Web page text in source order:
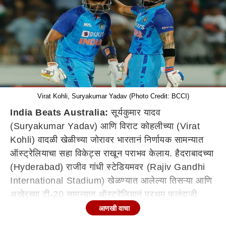
Virat Kohli, Suryakumar Yadav (Photo Credit: BCCI)
India Beats Australia: सूर्यकुमार यादव
(Suryakumar Yadav) आणि विराट कोहलीच्या (Virat
Kohli) वादळी खेळीच्या जोरावर भारतानं निर्णायक सामन्यात
ऑस्ट्रेलियाचा सहा विकेट्स राखून पराभव केलाय. हैदराबादच्या
(Hyderabad) राजीव गांधी स्टेडियमवर (Rajiv Gandhi
International Stadium) खेळण्यात आलेल्या तिसऱ्या आणि
अखेरच्या टी-20 सामन्यात ऑस्ट्रेलियानं प्रथम फलंदाजी
करत भारतासमोर 187 धावांचं लक्ष्य ठेवलं. या लक्ष्याचा पाठलाग
आणखी वाचा